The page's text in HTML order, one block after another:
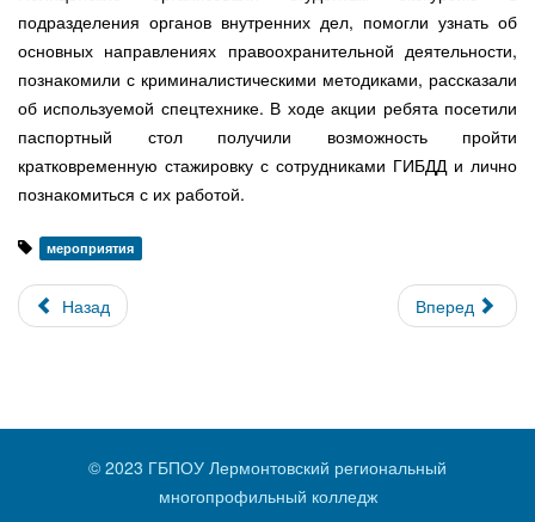
подразделения органов внутренних дел, помогли узнать об
основных направлениях правоохранительной деятельности,
познакомили с криминалистическими методиками, рассказали
об используемой спецтехнике. В ходе акции ребята посетили
паспортный стол получили возможность пройти
кратковременную стажировку с сотрудниками ГИБДД и лично
познакомиться с их работой.
мероприятия
Назад Вперед
© 2023 ГБПОУ Лермонтовский региональный
многопрофильный колледж